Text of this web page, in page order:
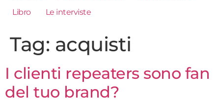
Libro
Le interviste
Tag: acquisti
I clienti repeaters sono fan
del tuo brand?